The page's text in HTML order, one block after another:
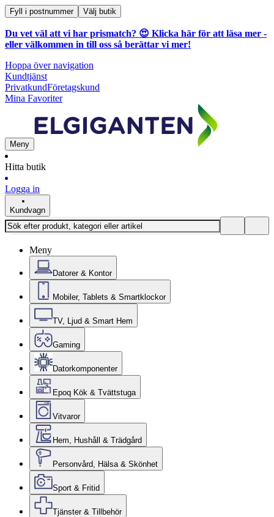
Fyll i postnummer Välj butik
Du vet väl att vi har prismatch? 😍 Klicka här för att läsa mer -
eller välkommen in till oss så berättar vi mer!
Hoppa över navigation
Kundtjänst
PrivatkundFöretagskund
Mina Favoriter
Meny
Hitta butik
Logga in
Kundvagn
Meny
Datorer & Kontor
Mobiler, Tablets & Smartklockor
TV, Ljud & Smart Hem
Gaming
Datorkomponenter
Epoq Kök & Tvättstuga
Vitvaror
Hem, Hushåll & Trädgård
Personvård, Hälsa & Skönhet
Sport & Fritid
Tjänster & Tillbehör